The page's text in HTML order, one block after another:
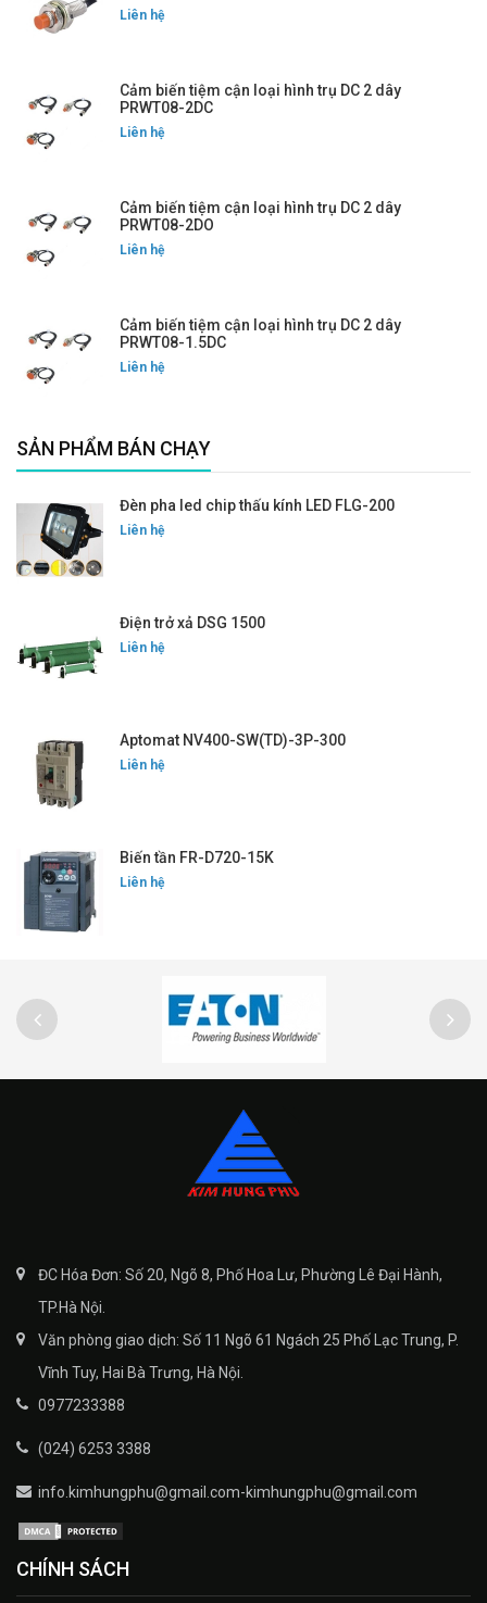
Liên hệ
Cảm biến tiệm cận loại hình trụ DC 2 dây
PRWT08-2DC
Liên hệ
Cảm biến tiệm cận loại hình trụ DC 2 dây
PRWT08-2DO
Liên hệ
Cảm biến tiệm cận loại hình trụ DC 2 dây
PRWT08-1.5DC
Liên hệ
SẢN PHẨM BÁN CHẠY
Đèn pha led chip thấu kính LED FLG-200
Liên hệ
Điện trở xả DSG 1500
Liên hệ
Aptomat NV400-SW(TD)-3P-300
Liên hệ
Biến tần FR-D720-15K
Liên hệ
ĐC Hóa Đơn: Số 20, Ngõ 8, Phố Hoa Lư, Phường Lê Đại Hành,
TP.Hà Nội.
Văn phòng giao dịch: Số 11 Ngõ 61 Ngách 25 Phố Lạc Trung, P.
Vĩnh Tuy, Hai Bà Trưng, Hà Nội.
0977233388
(024) 6253 3388
info.kimhungphu@gmail.com-kimhungphu@gmail.com
CHÍNH SÁCH